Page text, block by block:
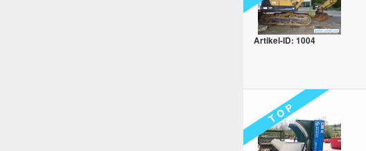
Artikel-ID: 1004
T O P